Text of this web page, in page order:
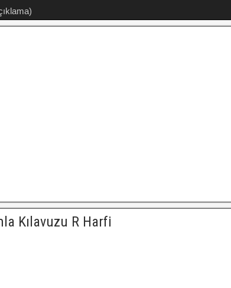
Kılavuzu R Harfi